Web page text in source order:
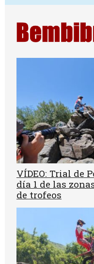
VÍDEO: Trial de
día 1 de las
de trofeos